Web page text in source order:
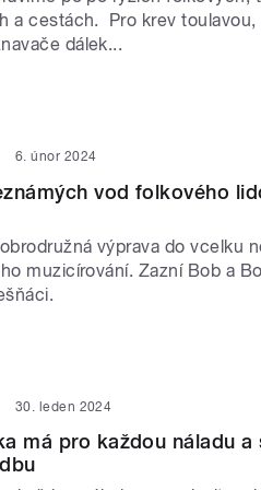
a cestách. Pro krev toulavou,
dálek...
6. únor 2024
vod folkového
výprava do vcelku
muzicírování. Zazní Bob a
30. leden 2024
má pro každou náladu a